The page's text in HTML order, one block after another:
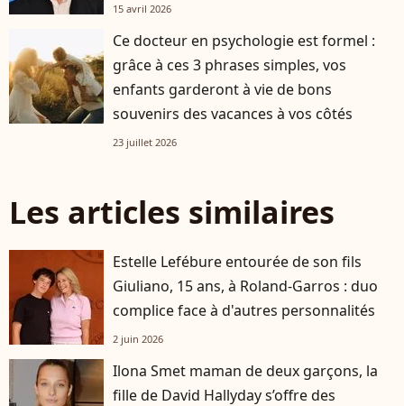
15 avril 2026
Ce docteur en psychologie est formel :
grâce à ces 3 phrases simples, vos
enfants garderont à vie de bons
souvenirs des vacances à vos côtés
23 juillet 2026
Les articles similaires
Estelle Lefébure entourée de son fils
Giuliano, 15 ans, à Roland-Garros : duo
complice face à d'autres personnalités
2 juin 2026
Ilona Smet maman de deux garçons, la
fille de David Hallyday s’offre des